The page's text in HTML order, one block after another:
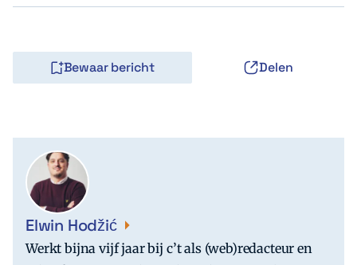
Bewaar bericht Delen
Elwin Hodžić
Werkt bijna vijf jaar bij c’t als (web)redacteur en